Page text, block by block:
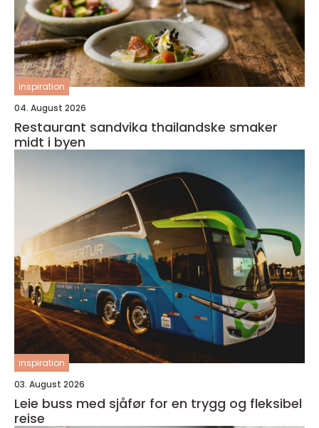
inspiration
04. August 2026
Restaurant sandvika thailandske smaker
midt i byen
inspiration
03. August 2026
Leie buss med sjåfør for en trygg og fleksibel
reise